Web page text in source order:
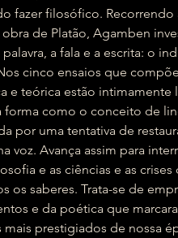
fazer filosófico. Recorrendo
de Platão, Agamben
a fala e a escrita: o
cinco ensaios que
e teórica estão intimamente
forma como o conceito de
por uma tentativa de
voz. Avança assim para
e as ciências e as crises
os saberes. Trata-se de
e da poética que
prestigiados de nossa